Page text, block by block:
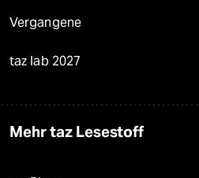
Vergangene
taz lab 2027
Mehr taz Lesestoff